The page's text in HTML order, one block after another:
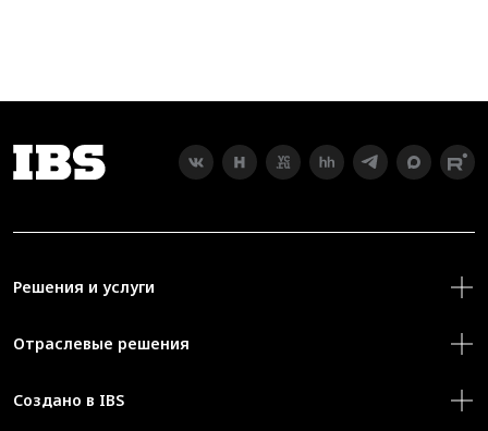
Решения и услуги
Отраслевые решения
Создано в IBS